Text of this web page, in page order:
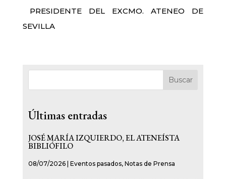
PRESIDENTE DEL EXCMO. ATENEO DE
SEVILLA
Buscar
Últimas entradas
JOSÉ MARÍA IZQUIERDO, EL ATENEÍSTA
BIBLIÓFILO
08/07/2026| Eventos pasados, Notas de Prensa